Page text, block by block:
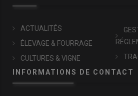
ACTUALITÉS
ÉLEVAGE & FOURRAGE
CULTURES & VIGNE
INFORMATIONS DE CONTACT